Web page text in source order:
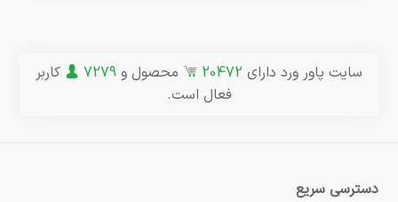
سایت پاور ورد دارای 20472 محصول و 7279
کاربر
فعال است.
دسترسی سریع